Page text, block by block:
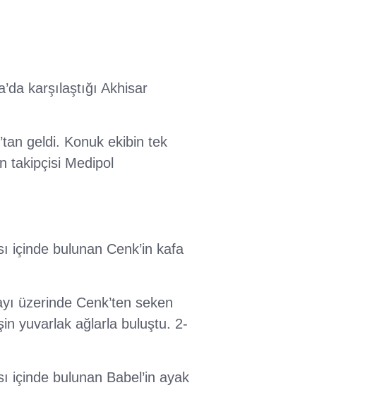
karşılaştığı Akhisar
geldi. Konuk ekibin tek
takipçisi Medipol
içinde bulunan Cenk’in kafa
üzerinde Cenk’ten seken
yuvarlak ağlarla buluştu. 2-
içinde bulunan Babel’in ayak